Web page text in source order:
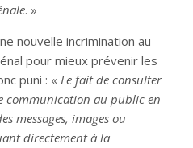
. »
nouvelle incrimination au
pour mieux prévenir les
puni : « Le fait de consulter
communication au public en
messages, images ou
directement à la